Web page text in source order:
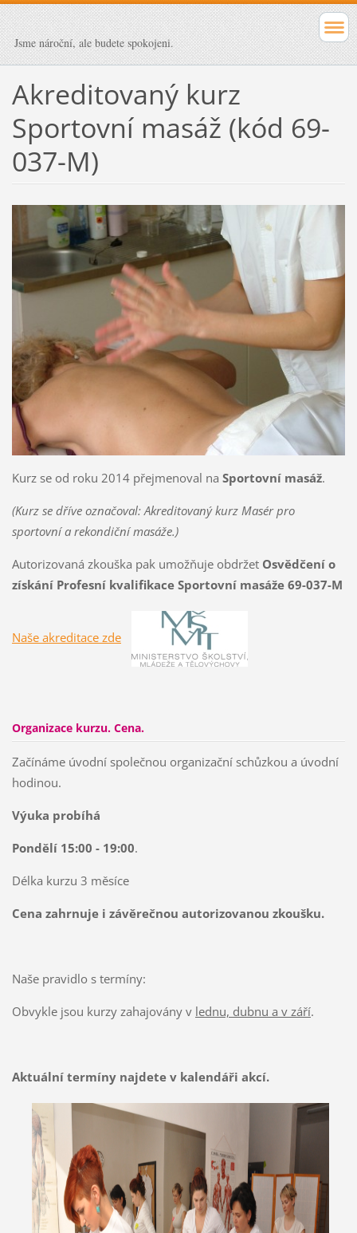
Jsme nároční, ale budete spokojeni.
Akreditovaný kurz
Sportovní masáž (kód 69-
037-M)
Kurz se od roku 2014 přejmenoval na Sportovní masáž.
(Kurz se dříve označoval: Akreditovaný kurz Masér pro
sportovní a rekondiční masáže.)
Autorizovaná zkouška pak umožňuje obdržet Osvědčení o
získání Profesní kvalifikace Sportovní masáže 69-037-M
Naše akreditace zde
Organizace kurzu. Cena.
Začínáme úvodní společnou organizační schůzkou a úvodní
hodinou.
Výuka probíhá
Pondělí 15:00 - 19:00.
Délka kurzu 3 měsíce
Cena zahrnuje i závěrečnou autorizovanou zkoušku.
Naše pravidlo s termíny:
Obvykle jsou kurzy zahajovány v lednu, dubnu a v září.
Aktuální termíny najdete v kalendáři akcí.